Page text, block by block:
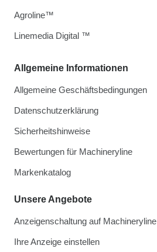
Allgemeine Informationen
Allgemeine Geschäftsbedingungen
Datenschutzerklärung
Sicherheitshinweise
Bewertungen für Machineryline
Markenkatalog
Unsere Angebote
Anzeigenschaltung auf Machineryline
Ihre Anzeige einstellen
Agroline™
Linemedia Digital ™